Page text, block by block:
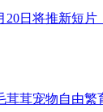
20日将推新短
茸茸宠物自由繁